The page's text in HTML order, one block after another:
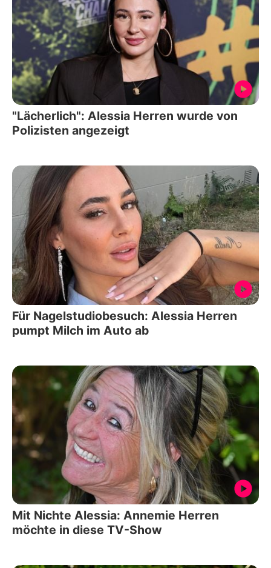
"Lächerlich": Alessia Herren wurde von
Polizisten angezeigt
Für Nagelstudiobesuch: Alessia Herren
pumpt Milch im Auto ab
Mit Nichte Alessia: Annemie Herren
möchte in diese TV-Show